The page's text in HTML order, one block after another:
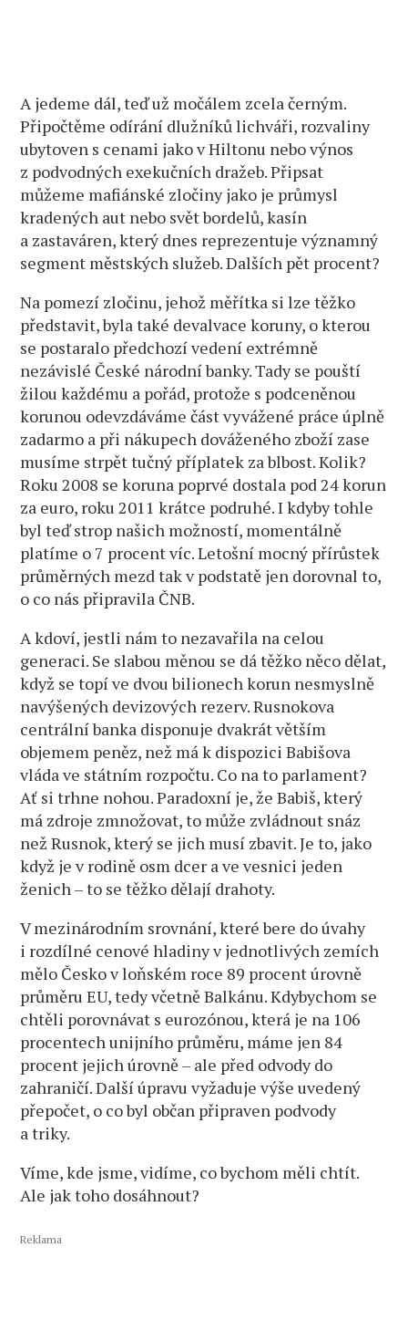
A jedeme dál, teď už močálem zcela černým.
Připočtěme odírání dlužníků lichváři, rozvaliny
ubytoven s cenami jako v Hiltonu nebo výnos
z podvodných exekučních dražeb. Připsat
můžeme mafiánské zločiny jako je průmysl
kradených aut nebo svět bordelů, kasín
a zastaváren, který dnes reprezentuje významný
segment městských služeb. Dalších pět procent?
Na pomezí zločinu, jehož měřítka si lze těžko
představit, byla také devalvace koruny, o kterou
se postaralo předchozí vedení extrémně
nezávislé České národní banky. Tady se pouští
žilou každému a pořád, protože s podceněnou
korunou odevzdáváme část vyvážené práce úplně
zadarmo a při nákupech dováženého zboží zase
musíme strpět tučný příplatek za blbost. Kolik?
Roku 2008 se koruna poprvé dostala pod 24 korun
za euro, roku 2011 krátce podruhé. I kdyby tohle
byl teď strop našich možností, momentálně
platíme o 7 procent víc. Letošní mocný přírůstek
průměrných mezd tak v podstatě jen dorovnal to,
o co nás připravila ČNB.
A kdoví, jestli nám to nezavařila na celou
generaci. Se slabou měnou se dá těžko něco dělat,
když se topí ve dvou bilionech korun nesmyslně
navýšených devizových rezerv. Rusnokova
centrální banka disponuje dvakrát větším
objemem peněz, než má k dispozici Babišova
vláda ve státním rozpočtu. Co na to parlament?
Ať si trhne nohou. Paradoxní je, že Babiš, který
má zdroje zmnožovat, to může zvládnout snáz
než Rusnok, který se jich musí zbavit. Je to, jako
když je v rodině osm dcer a ve vesnici jeden
ženich – to se těžko dělají drahoty.
V mezinárodním srovnání, které bere do úvahy
i rozdílné cenové hladiny v jednotlivých zemích
mělo Česko v loňském roce 89 procent úrovně
průměru EU, tedy včetně Balkánu. Kdybychom se
chtěli porovnávat s eurozónou, která je na 106
procentech unijního průměru, máme jen 84
procent jejich úrovně – ale před odvody do
zahraničí. Další úpravu vyžaduje výše uvedený
přepočet, o co byl občan připraven podvody
a triky.
Víme, kde jsme, vidíme, co bychom měli chtít.
Ale jak toho dosáhnout?
Reklama